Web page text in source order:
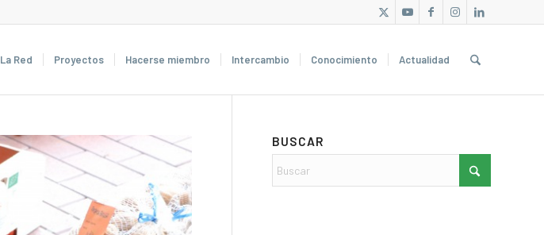
La Red Proyectos Hacerse miembro Intercambio Conocimiento Actualidad
BUSCAR